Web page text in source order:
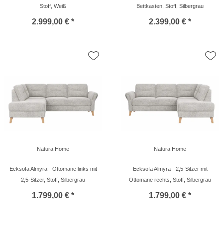
Stoff, Weiß
2.999,00 € *
Bettkasten, Stoff, Silbergrau
2.399,00 € *
Natura Home
Ecksofa Almyra - Ottomane links mit
2,5-Sitzer, Stoff, Silbergrau
1.799,00 € *
Natura Home
Ecksofa Almyra - 2,5-Sitzer mit
Ottomane rechts, Stoff, Silbergrau
1.799,00 € *